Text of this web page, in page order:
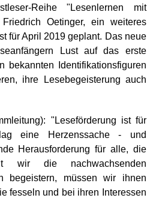
Reihe "Lesenlernen mit
Oetinger, ein weiteres
für April 2019 geplant. Das neue
Lust auf das erste
bekannten Identifikationsfiguren
ihre Lesebegeisterung auch
"Leseförderung ist für
eine Herzenssache - und
Herausforderung für alle, die
wir die nachwachsenden
begeistern, müssen wir ihnen
fesseln und bei ihren Interessen